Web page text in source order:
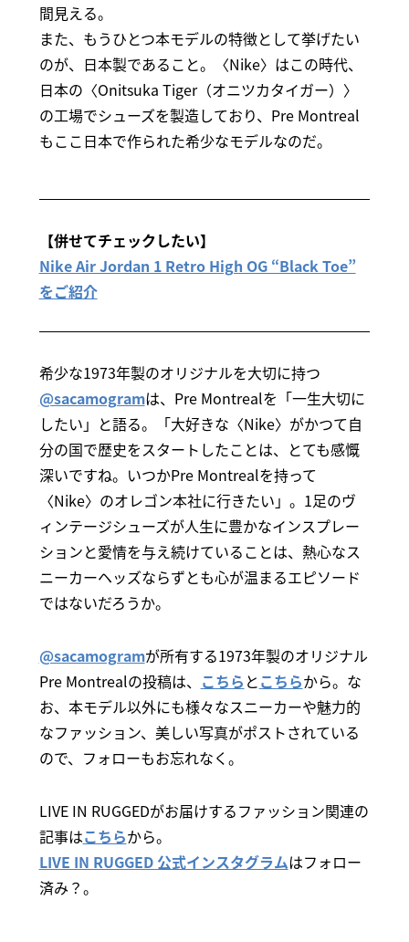
間見える。
また、もうひとつ本モデルの特徴として挙げたい
のが、日本製であること。〈Nike〉はこの時代、
日本の〈Onitsuka Tiger（オニツカタイガー）〉
の工場でシューズを製造しており、Pre Montreal
もここ日本で作られた希少なモデルなのだ。
【併せてチェックしたい】
Nike Air Jordan 1 Retro High OG “Black Toe”
をご紹介
希少な1973年製のオリジナルを大切に持つ
@sacamogramは、Pre Montrealを「一生大切に
したい」と語る。「大好きな〈Nike〉がかつて自
分の国で歴史をスタートしたことは、とても感慨
深いですね。いつかPre Montrealを持って
〈Nike〉のオレゴン本社に行きたい」。1足のヴ
ィンテージシューズが人生に豊かなインスプレー
ションと愛情を与え続けていることは、熱心なス
ニーカーヘッズならずとも心が温まるエピソード
ではないだろうか。
@sacamogramが所有する1973年製のオリジナル
Pre Montrealの投稿は、 こちら とこちらから。な
お、本モデル以外にも様々なスニーカーや魅力的
なファッション、美しい写真がポストされている
ので、フォローもお忘れなく。
LIVE IN RUGGEDがお届けするファッション関連の
記事はこちらから。
LIVE IN RUGGED 公式インスタグラムはフォロー
済み？。